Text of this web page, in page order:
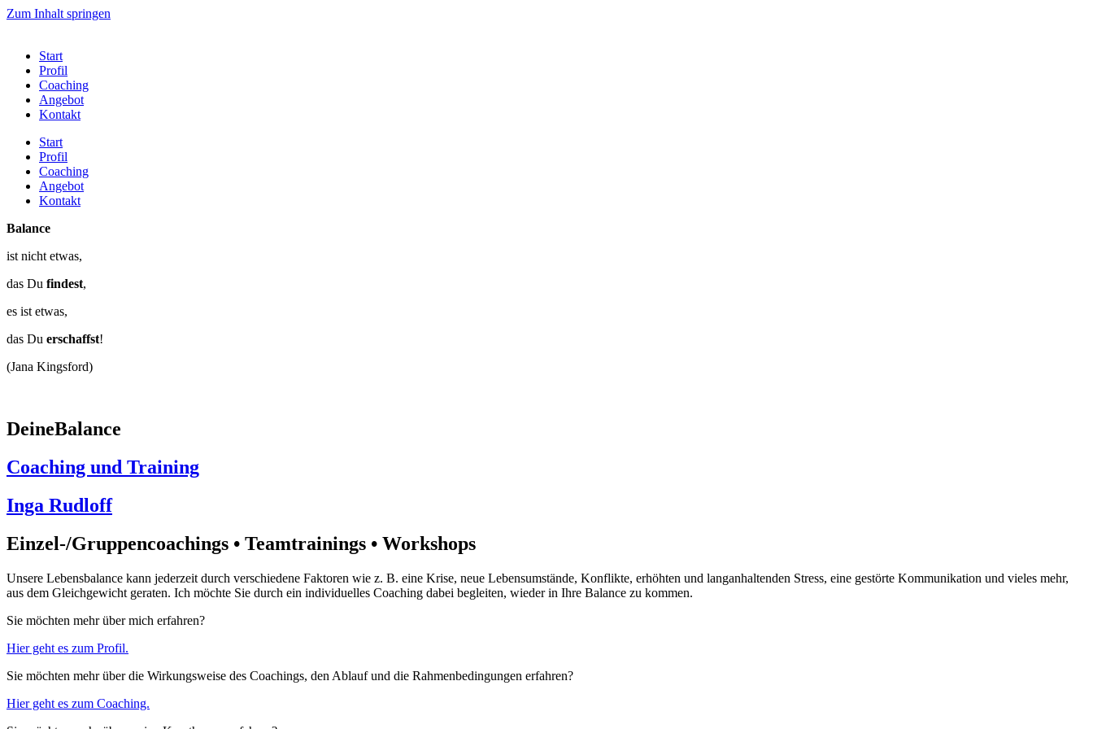
Zum Inhalt springen
Start
Profil
Coaching
Angebot
Kontakt
Start
Profil
Coaching
Angebot
Kontakt
Balance
ist nicht etwas,
das Du findest,
es ist etwas,
das Du erschaffst!
(Jana Kingsford)
DeineBalance
Coaching und Training
Inga Rudloff
Einzel-/Gruppencoachings • Teamtrainings • Workshops
Unsere Lebensbalance kann jederzeit durch verschiedene Faktoren wie z. B. eine Krise, neue Lebensumstände, Konflikte, erhöhten und langanhaltenden Stress, eine gestörte Kommunikation und vieles mehr,
aus dem Gleichgewicht geraten. Ich möchte Sie durch ein individuelles Coaching dabei begleiten, wieder in Ihre Balance zu kommen.
Sie möchten mehr über mich erfahren?
Hier geht es zum Profil.
Sie möchten mehr über die Wirkungsweise des Coachings, den Ablauf und die Rahmenbedingungen erfahren?
Hier geht es zum Coaching.